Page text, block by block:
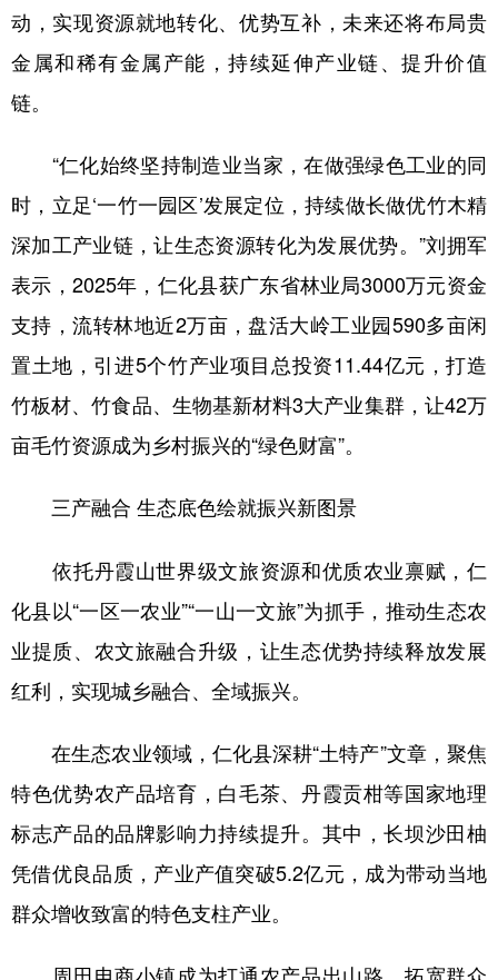
动，实现资源就地转化、优势互补，未来还将布局贵
金属和稀有金属产能，持续延伸产业链、提升价值
链。
“仁化始终坚持制造业当家，在做强绿色工业的同
时，立足‘一竹一园区’发展定位，持续做长做优竹木精
深加工产业链，让生态资源转化为发展优势。”刘拥军
表示，2025年，仁化县获广东省林业局3000万元资金
支持，流转林地近2万亩，盘活大岭工业园590多亩闲
置土地，引进5个竹产业项目总投资11.44亿元，打造
竹板材、竹食品、生物基新材料3大产业集群，让42万
亩毛竹资源成为乡村振兴的“绿色财富”。
三产融合 生态底色绘就振兴新图景
依托丹霞山世界级文旅资源和优质农业禀赋，仁
化县以“一区一农业”“一山一文旅”为抓手，推动生态农
业提质、农文旅融合升级，让生态优势持续释放发展
红利，实现城乡融合、全域振兴。
在生态农业领域，仁化县深耕“土特产”文章，聚焦
特色优势农产品培育，白毛茶、丹霞贡柑等国家地理
标志产品的品牌影响力持续提升。其中，长坝沙田柚
凭借优良品质，产业产值突破5.2亿元，成为带动当地
群众增收致富的特色支柱产业。